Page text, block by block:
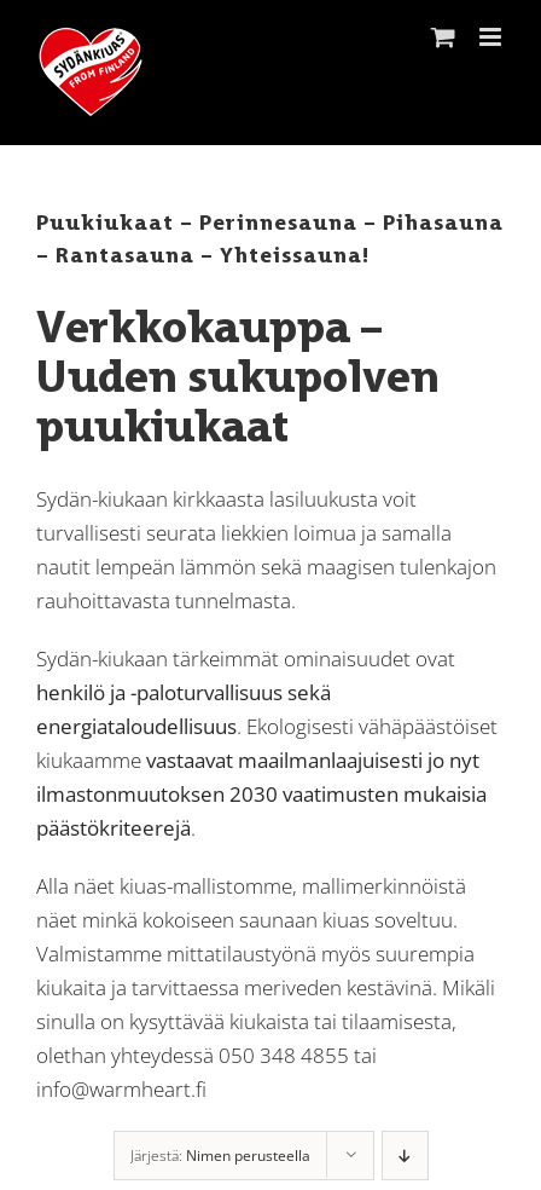
content
Puukiukaat – Perinnesauna – Pihasauna
– Rantasauna – Yhteissauna!
Verkkokauppa –
Uuden sukupolven
puukiukaat
Sydän-kiukaan kirkkaasta lasiluukusta voit
turvallisesti seurata liekkien loimua ja samalla
nautit lempeän lämmön sekä maagisen tulenkajon
rauhoittavasta tunnelmasta.
Sydän-kiukaan tärkeimmät ominaisuudet ovat
henkilö ja -paloturvallisuus sekä
energiataloudellisuus. Ekologisesti vähäpäästöiset
kiukaammevastaavat maailmanlaajuisesti jo nyt
ilmastonmuutoksen 2030 vaatimusten mukaisia
päästökriteerejä.
Alla näet kiuas-mallistomme, mallimerkinnöistä
näet minkä kokoiseen saunaan kiuas soveltuu.
Valmistamme mittatilaustyönä myös suurempia
kiukaita ja tarvittaessa meriveden kestävinä. Mikäli
sinulla on kysyttävää kiukaista tai tilaamisesta,
olethan yhteydessä 050 348 4855 tai
info@warmheart.fi
Järjestä: Nimen perusteella